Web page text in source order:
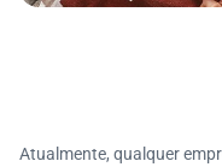
Atualmente, qualquer